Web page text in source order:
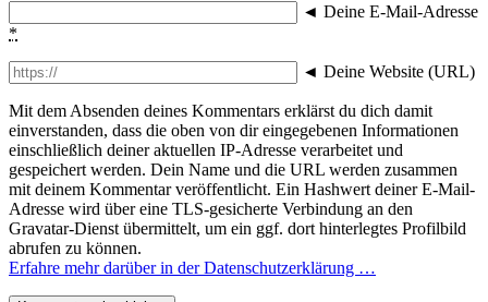
◄ Deine E-Mail-Adresse
*
◄ Deine Website (URL)
Mit dem Absenden deines Kommentars erklärst du dich damit
einverstanden, dass die oben von dir eingegebenen Informationen
einschließlich deiner aktuellen IP-Adresse verarbeitet und
gespeichert werden. Dein Name und die URL werden zusammen
mit deinem Kommentar veröffentlicht. Ein Hashwert deiner E-Mail-
Adresse wird über eine TLS-gesicherte Verbindung an den
Gravatar-Dienst übermittelt, um ein ggf. dort hinterlegtes Profilbild
abrufen zu können.
Erfahre mehr darüber in der Datenschutzerklärung …